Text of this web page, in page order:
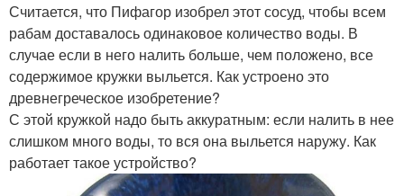
Считается, что Пифагор изобрел этот сосуд, чтобы всем
рабам доставалось одинаковое количество воды. В
случае если в него налить больше, чем положено, все
содержимое кружки выльется. Как устроено это
древнегреческое изобретение?
С этой кружкой надо быть аккуратным: если налить в нее
слишком много воды, то вся она выльется наружу. Как
работает такое устройство?